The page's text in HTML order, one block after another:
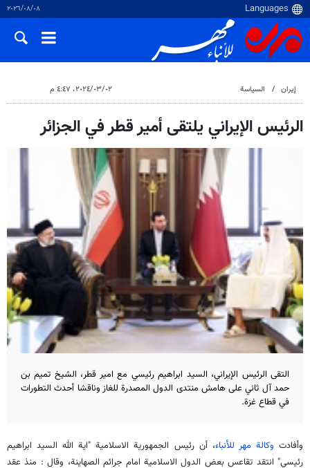
٠٨‏/٠٨‏/٢٠٢٦
إيران السياسة ٠٢‏/٠٣‏/٢٠٢٤، ٤:٤٧ م
الرئيس الإيراني يلتقى أمير قطر في الجزائر
التقى الرئيس الإيراني، السيد ابراهيم رئيسي مع امير قطر، الشيخ تميم بن
حمد آل ثاني على هامش منتدى الدول المصدرة للغاز وناقشا أحدث التطورات
في قطاع غزة.
وأفادت وكالة مهر للأنباء، أن رئيس الجمهورية الاسلامية "اية الله السيد ابراهيم
رئيسي" انتقد تقاعس بعض الدول الاسلامية امام جرائم الصهاينة، وقال : منذ عقد